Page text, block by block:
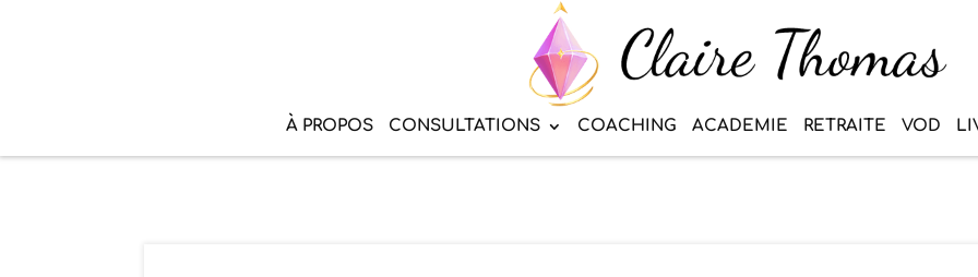
À PROPOS CONSULTATIONS COACHING ACADEMIE RETRAITE VOD